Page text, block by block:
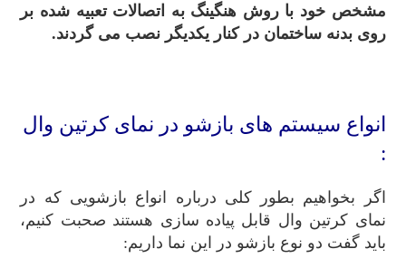
مشخص خود با روش هنگینگ به اتصالات تعبیه شده بر
روی بدنه ساختمان در کنار یکدیگر نصب می گردند.
انواع سیستم های بازشو در نمای کرتین وال
:
اگر بخواهیم بطور کلی درباره انواع بازشویی که در
نمای کرتین وال قابل پیاده سازی هستند صحبت کنیم،
باید گفت دو نوع بازشو در این نما داریم: